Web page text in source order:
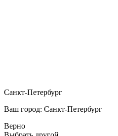
Санкт-Петербург
Ваш город: Санкт-Петербург
Верно